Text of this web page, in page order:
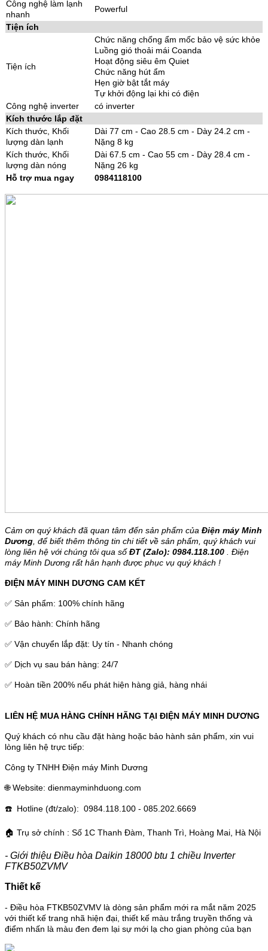
Công nghệ làm lạnh
nhanh
Powerful
Tiện ích
Tiện ích
Chức năng chống ẩm mốc bảo vệ sức khỏe
Luồng gió thoải mái Coanda
Hoạt động siêu êm Quiet
Chức năng hút ẩm
Hẹn giờ bật tắt máy
Tự khởi động lại khi có điện
Công nghệ inverter
có inverter
Kích thước lắp đặt
Kích thước, Khối
lượng dàn lạnh
Dài 77 cm - Cao 28.5 cm - Dày 24.2 cm -
Nặng 8 kg
Kích thước, Khối
lượng dàn nóng
Dài 67.5 cm - Cao 55 cm - Dày 28.4 cm -
Nặng 26 kg
Hỗ trợ mua ngay
0984118100
Cảm ơn quý khách đã quan tâm đến sản phẩm của Điện máy Minh
Dương , để biết thêm thông tin chi tiết về sản phẩm, quý khách vui
lòng liên hệ với chúng tôi qua sốĐT (Zalo): 0984.118.100
. Điện
máy Minh Dương rất hân hạnh được phục vụ quý khách !
ĐIỆN MÁY MINH DƯƠNG CAM KẾT
✅ Sản phẩm: 100% chính hãng
✅ Bảo hành: Chính hãng
✅ Vận chuyển lắp đặt: Uy tín - Nhanh chóng
✅ Dịch vụ sau bán hàng: 24/7
✅ Hoàn tiền 200% nếu phát hiện hàng giả, hàng nhái
LIÊN HỆ MUA HÀNG CHÍNH HÃNG TẠI ĐIỆN MÁY MINH DƯƠNG
Quý khách có nhu cầu đặt hàng hoặc bảo hành sản phẩm, xin vui
lòng liên hệ trực tiếp:
Công ty TNHH Điện máy Minh Dương
🌐 Website: dienmayminhduong.com
☎️ Hotline (đt/zalo): 0984.118.100 - 085.202.6669
🏠 Trụ sở chính : Số 1C Thanh Đàm, Thanh Trì, Hoàng Mai, Hà Nội
- Giới thiệu Điều hòa Daikin 18000 btu 1 chiều Inverter
FTKB50ZVMV
Thiết kế
- Điều hòa FTKB50ZVMV là dòng sản phẩm mới ra mắt năm 2025
với thiết kế trang nhã hiện đại, thiết kế màu trắng truyền thống và
điểm nhấn là màu đen đem lại sự mới lạ cho gian phòng của bạn